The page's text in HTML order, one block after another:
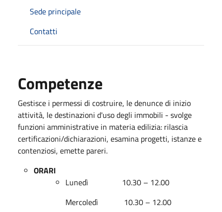
Sede principale
Contatti
Competenze
Gestisce i permessi di costruire, le denunce di inizio
attività, le destinazioni d'uso degli immobili - svolge
funzioni amministrative in materia edilizia: rilascia
certificazioni/dichiarazioni, esamina progetti, istanze e
contenziosi, emette pareri.
ORARI
Lunedì 10.30 – 12.00
Mercoledì 10.30 – 12.00